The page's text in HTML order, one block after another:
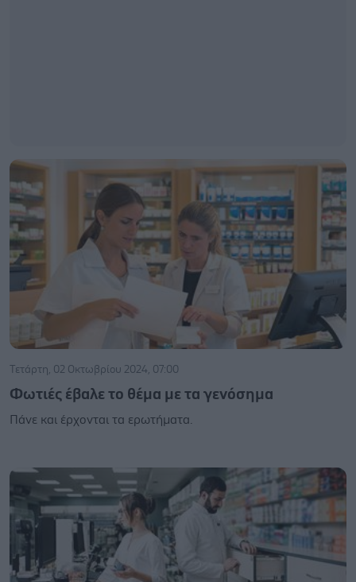
Τετάρτη, 02 Οκτωβρίου 2024, 07:00
Φωτιές έβαλε το θέμα με τα γενόσημα
Πάνε και έρχονται τα ερωτήματα.